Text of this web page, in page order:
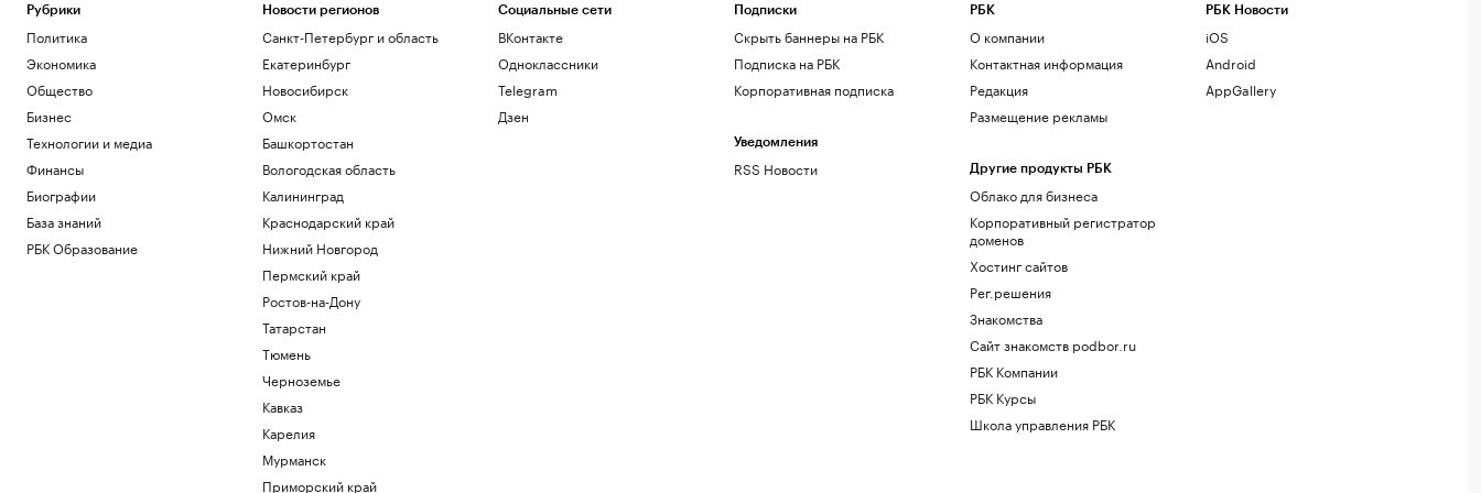
Рубрики
Политика
Экономика
Общество
Бизнес
Технологии и медиа
Финансы
Биографии
База знаний
РБК Образование
Новости регионов
Санкт-Петербург и область
Екатеринбург
Новосибирск
Омск
Башкортостан
Вологодская область
Калининград
Краснодарский край
Нижний Новгород
Пермский край
Ростов-на-Дону
Татарстан
Тюмень
Черноземье
Кавказ
Карелия
Мурманск
Приморский край
Социальные сети
ВКонтакте
Одноклассники
Telegram
Дзен
Подписки
Скрыть баннеры на РБК
Подписка на РБК
Корпоративная подписка
Уведомления
RSS Новости
РБК
О компании
Контактная информация
Редакция
Размещение рекламы
Другие продукты РБК
Облако для бизнеса
Корпоративный регистратор
доменов
Хостинг сайтов
Рег.решения
Знакомства
Сайт знакомств podbor.ru
РБК Компании
РБК Курсы
Школа управления РБК
РБК Новости
iOS
Android
AppGallery